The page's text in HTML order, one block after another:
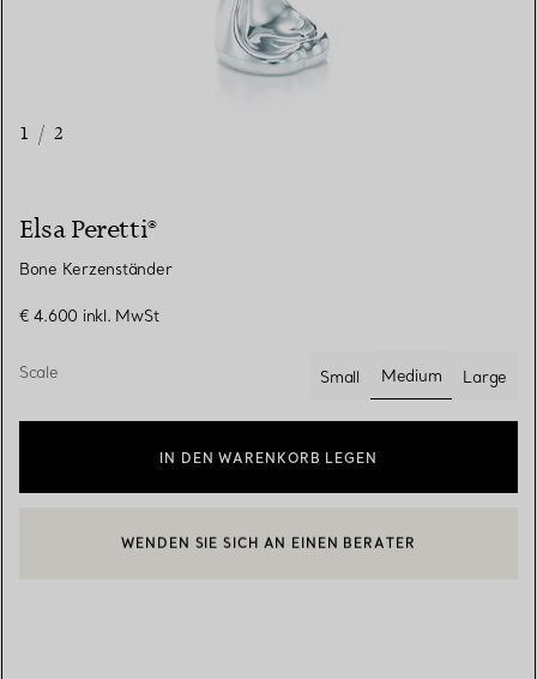
1 / 2
Elsa Peretti®
Bone Kerzenständer
€ 4.600 inkl. MwSt
Scale Small
Medium
ausgewählt
Large
IN DEN WARENKORB LEGEN
EINEN KUNDENBERATER KONTAKTIEREN ODER EINEN
WENDEN SIE SICH AN EINEN BERATER